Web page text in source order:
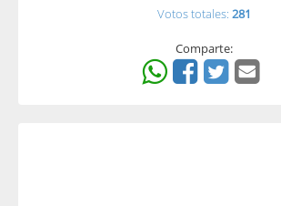
Votos totales: 281
Comparte: